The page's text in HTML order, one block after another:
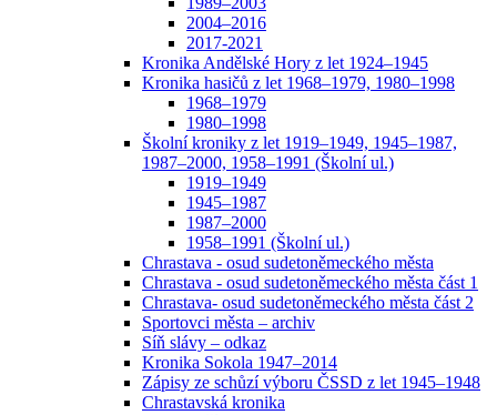
2004–2016
2017-2021
Kronika Andělské Hory z let 1924–1945
Kronika hasičů z let 1968–1979, 1980–1998
1968–1979
1980–1998
Školní kroniky z let 1919–1949, 1945–1987,
1987–2000, 1958–1991 (Školní ul.)
1919–1949
1945–1987
1987–2000
1958–1991 (Školní ul.)
Chrastava - osud sudetoněmeckého města
Chrastava - osud sudetoněmeckého města část 1
Chrastava- osud sudetoněmeckého města část 2
Sportovci města – archiv
Síň slávy – odkaz
Kronika Sokola 1947–2014
Zápisy ze schůzí výboru ČSSD z let 1945–1948
Chrastavská kronika